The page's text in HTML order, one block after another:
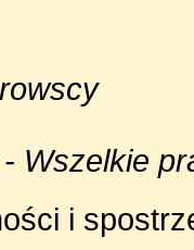
Wszelkie
i